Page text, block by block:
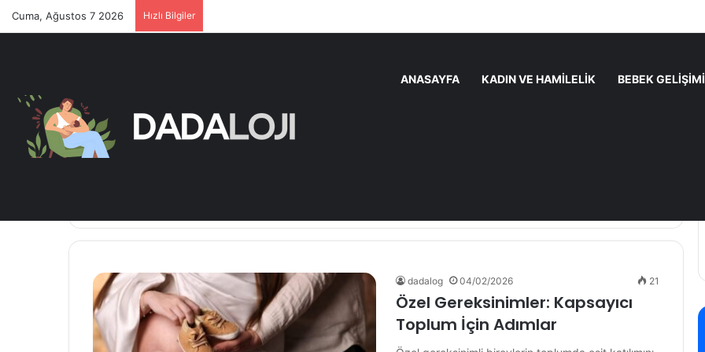
Cuma, Ağustos 7 2026 Hızlı Bilgiler
ANASAYFA KADIN VE HAMILELIK BEBEK GELIŞIMI
Anasayfa/ Eğitim
dadalog 04/02/2026 21
Özel Gereksinimler: Kapsayıcı
Toplum İçin Adımlar